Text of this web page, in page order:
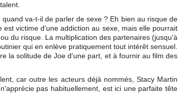
va-t-il de parler de sexe ? Eh bien au risque de
victime d'une addiction au sexe, mais elle pourrait
du risque. La multiplication des partenaires (jusqu'à
qui en enlève pratiquement tout intérêt sensuel.
la solitude de Joe d'une part, et à fournir au film des
car outre les acteurs déjà nommés, Stacy Martin
pas habituellement, est ici une parfaite tête